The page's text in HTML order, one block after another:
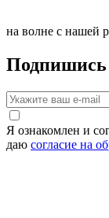
на волне с нашей
Подпишись
Я ознакомлен и
даю согласие на